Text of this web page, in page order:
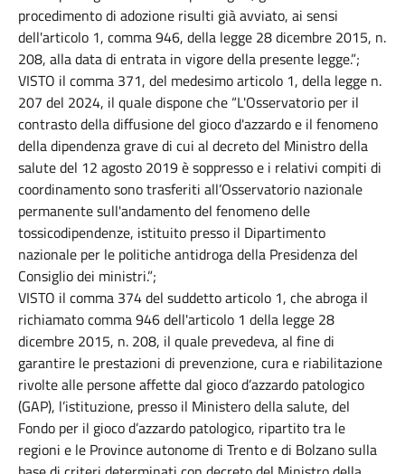
procedimento di adozione risulti già avviato, ai sensi
dell'articolo 1, comma 946, della legge 28 dicembre 2015, n.
208, alla data di entrata in vigore della presente legge.”;
VISTO il comma 371, del medesimo articolo 1, della legge n.
207 del 2024, il quale dispone che “L'Osservatorio per il
contrasto della diffusione del gioco d'azzardo e il fenomeno
della dipendenza grave di cui al decreto del Ministro della
salute del 12 agosto 2019 è soppresso e i relativi compiti di
coordinamento sono trasferiti all’Osservatorio nazionale
permanente sull'andamento del fenomeno delle
tossicodipendenze, istituito presso il Dipartimento
nazionale per le politiche antidroga della Presidenza del
Consiglio dei ministri.”;
VISTO il comma 374 del suddetto articolo 1, che abroga il
richiamato comma 946 dell'articolo 1 della legge 28
dicembre 2015, n. 208, il quale prevedeva, al fine di
garantire le prestazioni di prevenzione, cura e riabilitazione
rivolte alle persone affette dal gioco d’azzardo patologico
(GAP), l’istituzione, presso il Ministero della salute, del
Fondo per il gioco d’azzardo patologico, ripartito tra le
regioni e le Province autonome di Trento e di Bolzano sulla